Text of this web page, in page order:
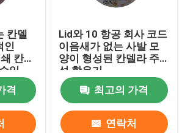
주석
석
칸델
인
칸델
있
격
Lid와 10 항공 회사 코드
이음새가 없는 사발 모
양이 형성된 칸델라 주
석 함유기
최고의 가격
연락처